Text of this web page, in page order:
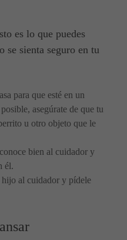
es lo que puedes
se sienta seguro en tu
para que esté en un
asegúrate de que tu
u otro objeto que le
bien al cuidador y
él.
hijo al cuidador y pídele